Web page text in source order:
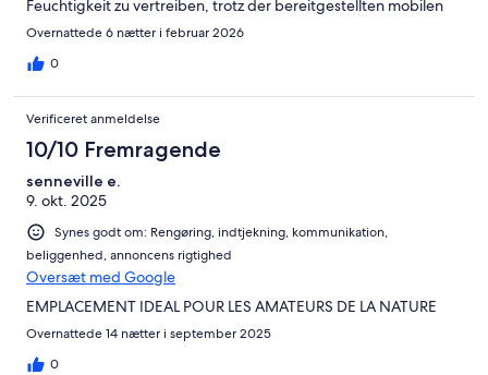
Feuchtigkeit zu vertreiben, trotz der bereitgestellten mobilen
Radiatoren und des Brennholzes für die tolle Heizkassette.Wir
mindestens 5 Grad höherer Temperatur.
Overnattede 6 nætter i februar 2026
0
Verificeret anmeldelse
10/10 Fremragende
senneville e.
9. okt. 2025
Synes godt om: Rengøring, indtjekning, kommunikation,
beliggenhed, annoncens rigtighed
Oversæt med Google
EMPLACEMENT IDEAL POUR LES AMATEURS DE LA NATURE
Overnattede 14 nætter i september 2025
0